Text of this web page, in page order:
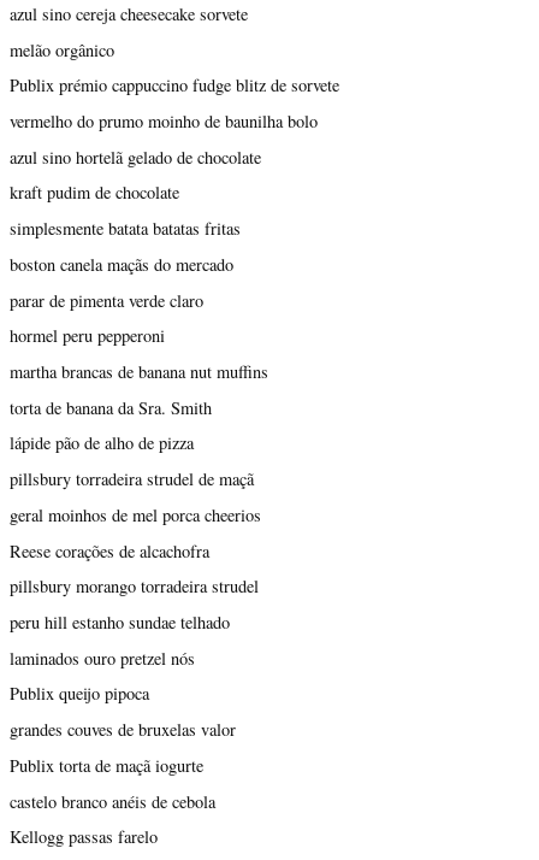
azul sino cereja cheesecake sorvete
melão orgânico
Publix prémio cappuccino fudge blitz de sorvete
vermelho do prumo moinho de baunilha bolo
azul sino hortelã gelado de chocolate
kraft pudim de chocolate
simplesmente batata batatas fritas
boston canela maçãs do mercado
parar de pimenta verde claro
hormel peru pepperoni
martha brancas de banana nut muffins
torta de banana da Sra. Smith
lápide pão de alho de pizza
pillsbury torradeira strudel de maçã
geral moinhos de mel porca cheerios
Reese corações de alcachofra
pillsbury morango torradeira strudel
peru hill estanho sundae telhado
laminados ouro pretzel nós
Publix queijo pipoca
grandes couves de bruxelas valor
Publix torta de maçã iogurte
castelo branco anéis de cebola
Kellogg passas farelo